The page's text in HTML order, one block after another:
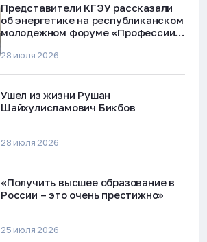
Представители КГЭУ рассказали
об энергетике на республиканском
молодежном форуме «Профессии
28 июля 2026
Ушел из жизни Рушан
Шайхулисламович Бикбов
28 июля 2026
«Получить высшее образование в
России – это очень престижно»
25 июля 2026